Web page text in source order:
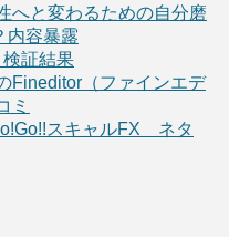
へと変わるための自分磨
内容暴露
証結果
Fineditor（ファインエデ
ミ
スキャルFX ネタ